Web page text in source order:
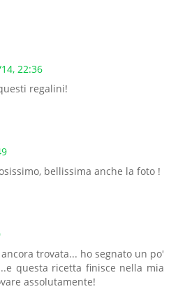
22:36
regalini!
bellissima anche la foto !
trovata... ho segnato un po'
questa ricetta finisce nella mia
assolutamente!